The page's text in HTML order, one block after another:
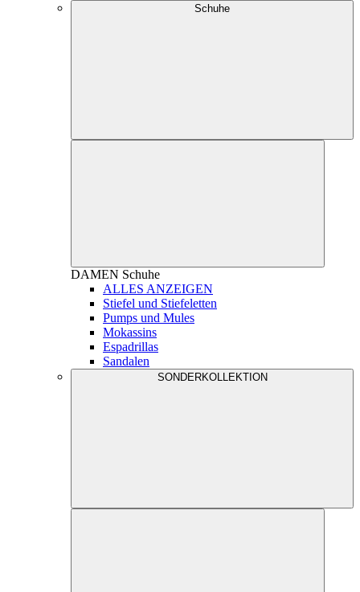
Schuhe
DAMEN Schuhe
ALLES ANZEIGEN
Stiefel und Stiefeletten
Pumps und Mules
Mokassins
Espadrillas
Sandalen
SONDERKOLLEKTION